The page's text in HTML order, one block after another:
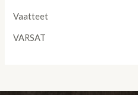
Vaatteet
VARSAT